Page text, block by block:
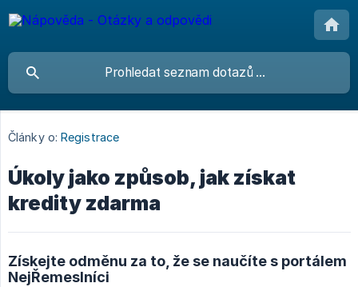
Články o: Registrace
Úkoly jako způsob, jak získat
kredity zdarma
Získejte odměnu za to, že se naučíte s portálem
NejŘemeslníci